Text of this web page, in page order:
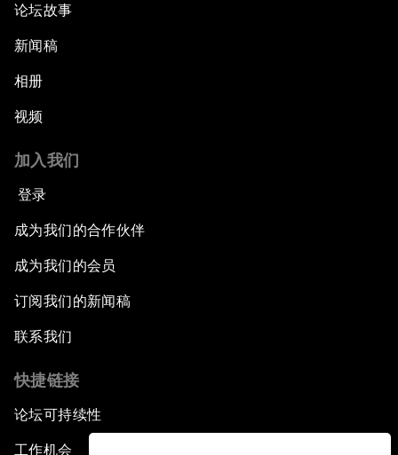
论坛故事
新闻稿
相册
视频
加入我们
登录
成为我们的合作伙伴
成为我们的会员
订阅我们的新闻稿
联系我们
快捷链接
论坛可持续性
工作机会